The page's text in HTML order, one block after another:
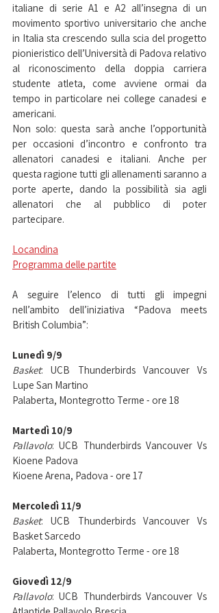
italiane di serie A1 e A2 all’insegna di un
movimento sportivo universitario che anche
in Italia sta crescendo sulla scia del progetto
pionieristico dell’Università di Padova relativo
al riconoscimento della doppia carriera
studente atleta, come avviene ormai da
tempo in particolare nei college canadesi e
americani.
Non solo: questa sarà anche l’opportunità
per occasioni d’incontro e confronto tra
allenatori canadesi e italiani. Anche per
questa ragione tutti gli allenamenti saranno a
porte aperte, dando la possibilità sia agli
allenatori che al pubblico di poter
partecipare.
Locandina
Programma delle partite
A seguire l’elenco di tutti gli impegni
nell’ambito dell’iniziativa “Padova meets
British Columbia”:
Lunedì 9/9
Basket: UCB Thunderbirds Vancouver Vs
Lupe San Martino
Palaberta, Montegrotto Terme - ore 18
Martedì 10/9
Pallavolo: UCB Thunderbirds Vancouver Vs
Kioene Padova
Kioene Arena, Padova - ore 17
Mercoledì 11/9
Basket: UCB Thunderbirds Vancouver Vs
Basket Sarcedo​​​​​​​
Palaberta, Montegrotto Terme - ore 18
Giovedì 12/9
Pallavolo: UCB Thunderbirds Vancouver Vs